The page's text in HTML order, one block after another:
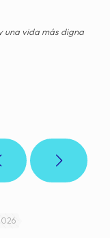
una vida más digna